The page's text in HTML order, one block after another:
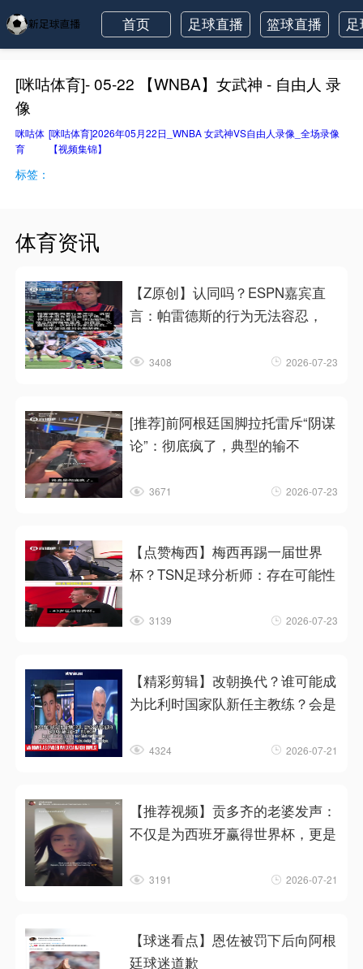
首页 足球直播 篮球直播
[咪咕体育]- 05-22 【WNBA】女武神 - 自由人 录
像
咪咕体
育
[咪咕体育]2026年05月22日_WNBA 女武神VS自由人录像_全场录像
【视频集锦】
标签：
体育资讯
【Z原创】认同吗？ESPN嘉宾直
言：帕雷德斯的行为无法容忍，
3408 2026-07-23
[推荐]前阿根廷国脚拉托雷斥“阴谋
论”：彻底疯了，典型的输不
3671 2026-07-23
【点赞梅西】梅西再踢一届世界
杯？TSN足球分析师：存在可能性
3139 2026-07-23
【精彩剪辑】改朝换代？谁可能成
为比利时国家队新任主教练？会是
4324 2026-07-21
【推荐视频】贡多齐的老婆发声：
不仅是为西班牙赢得世界杯，更是
3191 2026-07-21
【球迷看点】恩佐被罚下后向阿根
廷球迷道歉